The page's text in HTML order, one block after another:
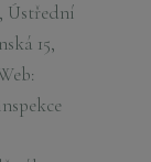
Ústřední
15,